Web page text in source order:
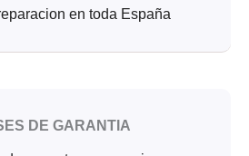
en toda España
DE GARANTIA